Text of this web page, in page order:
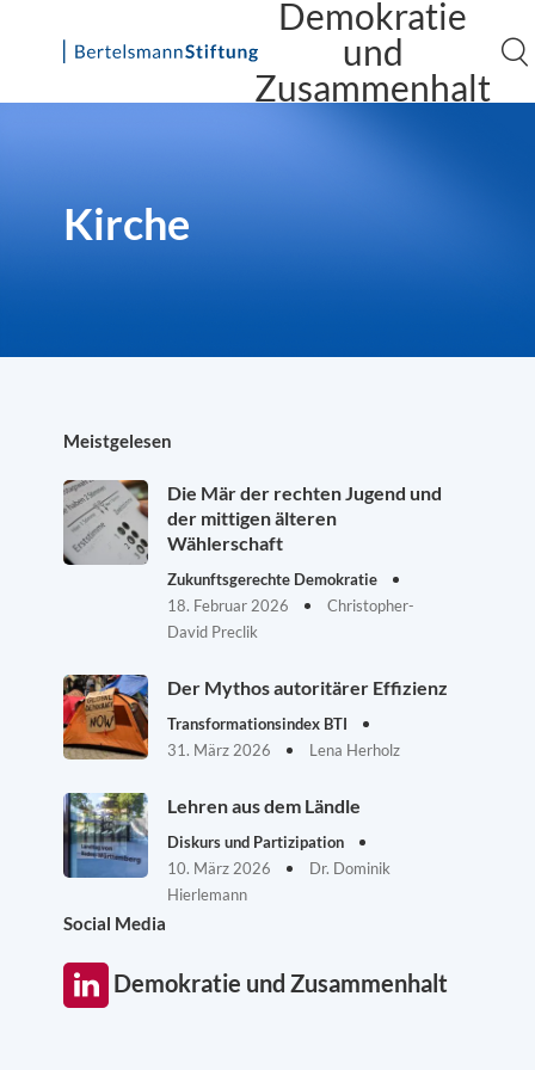
Skip
Demokratie
und
Zusammenhalt
Kirche
Meistgelesen
Die Mär der rechten Jugend und
der mittigen älteren
Wählerschaft
Zukunftsgerechte Demokratie
18. Februar 2026
Christopher-
David Preclik
Der Mythos autoritärer Effizienz
Transformationsindex BTI
31. März 2026
Lena Herholz
Lehren aus dem Ländle
Diskurs und Partizipation
10. März 2026
Dr. Dominik
Hierlemann
Social Media
Demokratie und Zusammenhalt